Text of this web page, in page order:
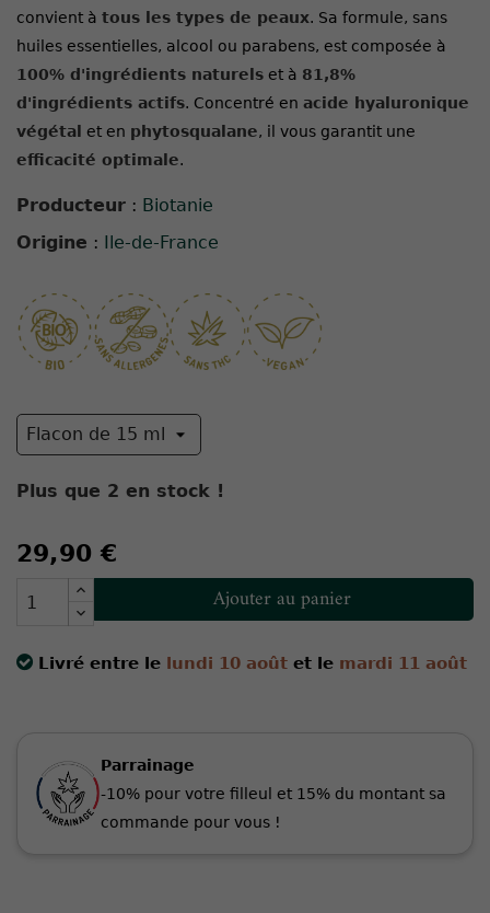
convient à tous les types de peaux. Sa formule, sans
huiles essentielles, alcool ou parabens, est composée à
100% d'ingrédients naturels et à 81,8%
d'ingrédients actifs. Concentré en acide hyaluronique
végétal
et en phytosqualane, il vous garantit une
efficacité optimale.
Producteur : Biotanie
Origine : Ile-de-France
Plus que 2 en stock !
29,90 €
Ajouter au panier
Livré entre le lundi 10 août et le mardi 11 août
Parrainage
-10% pour votre filleul et 15% du montant sa
commande pour vous !